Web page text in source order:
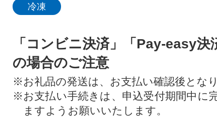
冷凍
「コンビニ決済」「Pay-easy決
の場合のご注意
※お礼品の発送は、お支払い確認後とな
※お支払い手続きは、申込受付期間中に
ますようお願いいたします。